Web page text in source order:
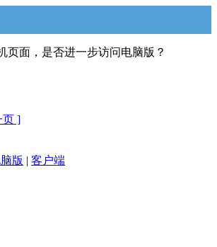
页面，是否进一步访问电脑版？
页 ]
版 | 客户端